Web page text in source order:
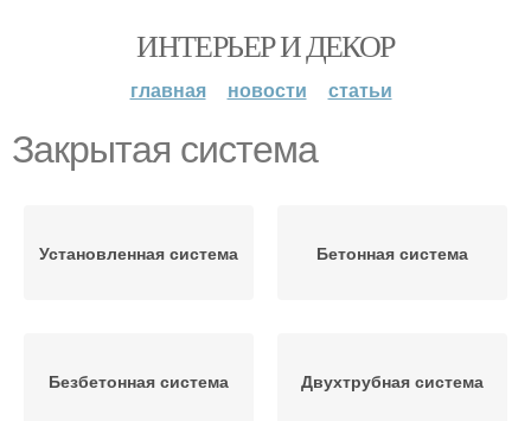
ИНТЕРЬЕР И ДЕКОР
главная новости статьи
Закрытая система
Установленная система Бетонная система
Безбетонная система Двухтрубная система